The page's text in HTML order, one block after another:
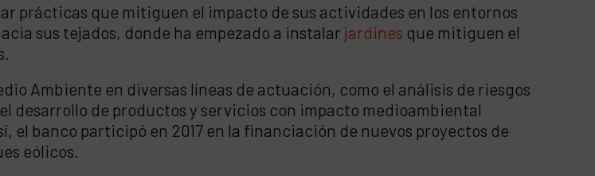
prácticas que mitiguen el impacto de sus actividades en los entornos
sus tejados, donde ha empezado a instalar jardines que mitiguen el
Ambiente en diversas líneas de actuación, como el análisis de riesgos
desarrollo de productos y servicios con impacto medioambiental
el banco participó en 2017 en la financiación de nuevos proyectos de
eólicos.